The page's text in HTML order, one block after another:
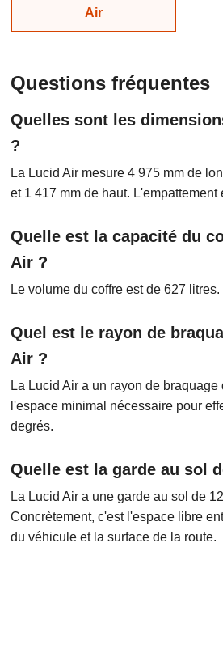
Air
Questions fréquentes
Quelles sont les
?
La Lucid Air mesure 4 975 mm de
et 1 417 mm de haut. L'empattement
Quelle est la capacité du
Air ?
Le volume du coffre est de 627 litres.
Quel est le rayon de
Air ?
La Lucid Air a un rayon de
l'espace minimal nécessaire pour
degrés.
Quelle est la garde au sol
La Lucid Air a une garde au sol de
Concrètement, c'est l'espace libre
du véhicule et la surface de la route.